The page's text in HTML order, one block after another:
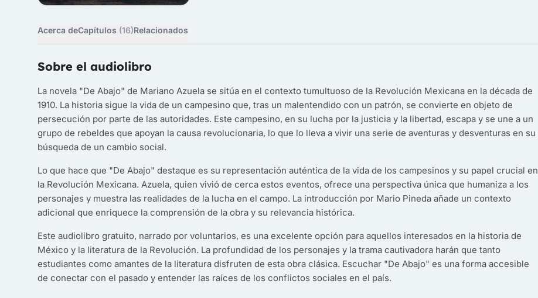
Acerca deCapítulos (16)Relacionados
Sobre el audiolibro
La novela "De Abajo" de Mariano Azuela se sitúa en el contexto tumultuoso de la Revolución Mexicana en la década de
1910. La historia sigue la vida de un campesino que, tras un malentendido con un patrón, se convierte en objeto de
persecución por parte de las autoridades. Este campesino, en su lucha por la justicia y la libertad, escapa y se une a un
grupo de rebeldes que apoyan la causa revolucionaria, lo que lo lleva a vivir una serie de aventuras y desventuras en su
búsqueda de un cambio social.
Lo que hace que "De Abajo" destaque es su representación auténtica de la vida de los campesinos y su papel crucial en
la Revolución Mexicana. Azuela, quien vivió de cerca estos eventos, ofrece una perspectiva única que humaniza a los
personajes y muestra las realidades de la lucha en el campo. La introducción por Mario Pineda añade un contexto
adicional que enriquece la comprensión de la obra y su relevancia histórica.
Este audiolibro gratuito, narrado por voluntarios, es una excelente opción para aquellos interesados en la historia de
México y la literatura de la Revolución. La profundidad de los personajes y la trama cautivadora harán que tanto
estudiantes como amantes de la literatura disfruten de esta obra clásica. Escuchar "De Abajo" es una forma accesible
de conectar con el pasado y entender las raíces de los conflictos sociales en el país.